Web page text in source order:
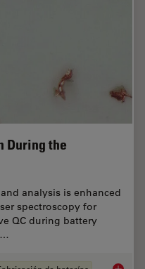
During the
analysis is enhanced
spectroscopy for
QC during battery